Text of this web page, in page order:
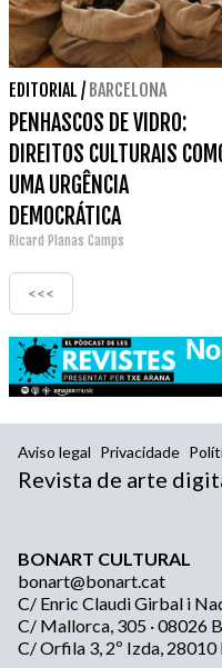
EDITORIAL / BARCELONA
PENHASCOS DE VIDRO:
DIREITOS CULTURAIS
UMA URGÊNCIA
DEMOCRÁTICA
Ricard Planas Camps
<<<
Aviso legal Privacidade
Revista de arte
BONART CULTURAL
bonart@bonart.cat
C/ Enric Claudi Girbal i
C/ Mallorca, 305 · 08026
C/ Orfila 3, 2º Izda,